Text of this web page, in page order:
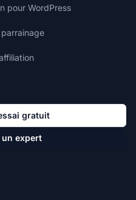
pour WordPress
gratuit
expert